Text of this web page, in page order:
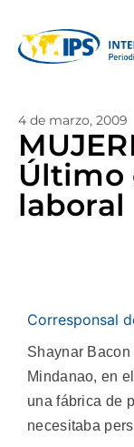
4 de marzo, 2009
Último
laboral
Corresponsal
Shaynar
Mindanao, en
una fábrica de
necesitaba